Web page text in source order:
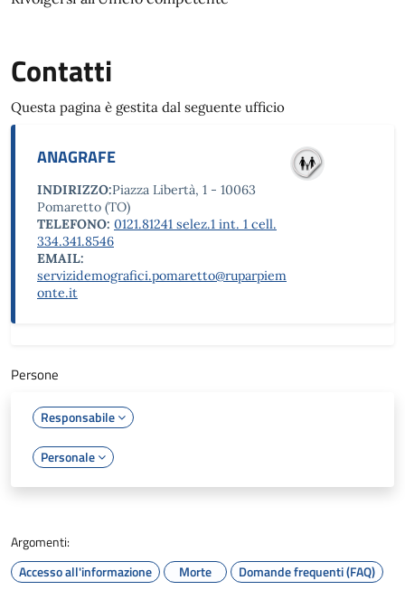
Contatti
Questa pagina è gestita dal seguente ufficio
ANAGRAFE
INDIRIZZO:Piazza Libertà, 1 - 10063
Pomaretto (TO)
TELEFONO: 0121.81241 selez.1 int. 1 cell.
334.341.8546
EMAIL:
servizidemografici.pomaretto@ruparpiem
onte.it
Persone
Responsabile
Personale
Argomenti:
Accesso all'informazione
Morte Domande frequenti (FAQ)